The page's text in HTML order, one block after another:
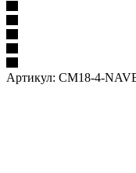
Артикул: CM18-4-